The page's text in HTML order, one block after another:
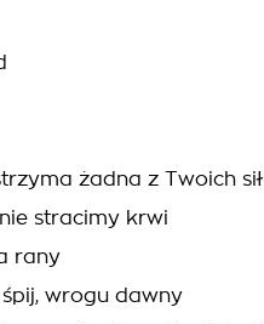
żadna z Twoich sił
stracimy krwi
rany
śpij, wrogu dawny